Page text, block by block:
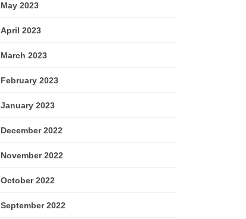
May 2023
April 2023
March 2023
February 2023
January 2023
December 2022
November 2022
October 2022
September 2022